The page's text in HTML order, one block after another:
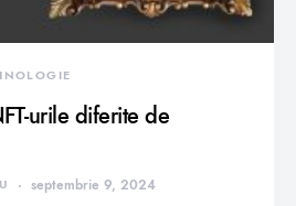
urile diferite de
septembrie 9, 2024